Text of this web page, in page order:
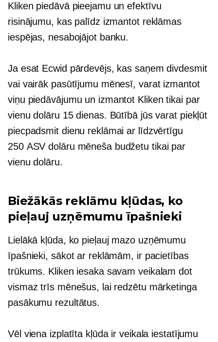
Kliken piedāvā pieejamu un efektīvu
risinājumu, kas palīdz izmantot reklāmas
iespējas, nesabojājot banku.
Ja esat Ecwid pārdevējs, kas saņem divdesmit
vai vairāk pasūtījumu mēnesī, varat izmantot
viņu piedāvājumu un izmantot Kliken tikai par
vienu dolāru 15 dienas. Būtībā jūs varat piekļūt
piecpadsmit dienu reklāmai ar līdzvērtīgu
250 ASV dolāru mēneša budžetu tikai par
vienu dolāru.
Biežākās reklāmu kļūdas, ko
pieļauj uzņēmumu īpašnieki
Lielākā kļūda, ko pieļauj mazo uzņēmumu
īpašnieki, sākot ar reklāmām, ir pacietības
trūkums. Kliken iesaka savam veikalam dot
vismaz trīs mēnešus, lai redzētu mārketinga
pasākumu rezultātus.
Vēl viena izplatīta kļūda ir veikala iestatījumu